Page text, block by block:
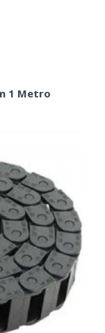
1 Metro